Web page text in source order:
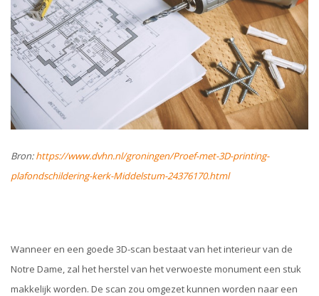
Bron: https://www.dvhn.nl/groningen/Proef-met-3D-printing-
plafondschildering-kerk-Middelstum-24376170.html
Wanneer en een goede 3D-scan bestaat van het interieur van de
Notre Dame, zal het herstel van het verwoeste monument een stuk
makkelijk worden. De scan zou omgezet kunnen worden naar een